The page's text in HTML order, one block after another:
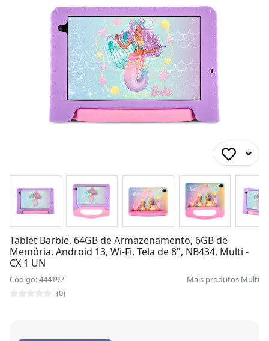
Tablet Barbie, 64GB de Armazenamento, 6GB de
Memória, Android 13, Wi-Fi, Tela de 8", NB434, Multi -
CX 1 UN
Código: 444197 Mais produtos Multi
(0)